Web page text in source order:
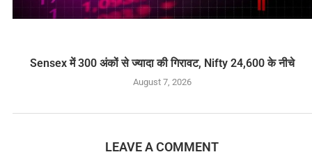
Sensex में 300 अंकों से ज्यादा की गिरावट, Nifty 24,600 के नीचे
August 7, 2026
LEAVE A COMMENT